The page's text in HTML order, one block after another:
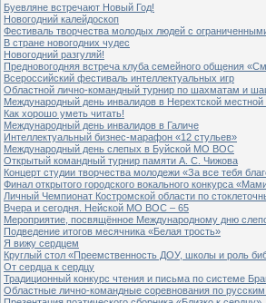
Буевляне встречают Новый Год!
Новогодний калейдоскоп
Фестиваль творчества молодых людей с
В стране новогодних чудес
Новогодний разгуляй!
Предновогодняя встреча клуба семейного общения
Всероссийский фестиваль интеллектуальных игр
Областной лично-командный турнир по шахматам и
Международный день инвалидов в Нерехтской
Как хорошо уметь читать!
Международный день инвалидов в Галиче
Интеллектуальный бизнес-марафон «12 стульев»
Международный день слепых в Буйской МО ВОС
Открытый командный турнир памяти А. С. Чижова
Концерт студии творчества молодежи «За все тебя
Финал открытого городского вокального конкурса
Личный Чемпионат Костромской области по
Вчера и сегодня. Нейской МО ВОС – 65
Мероприятие, посвящённое Международному дню
Подведение итогов месячника «Белая трость»
Я вижу сердцем
Круглый стол «Преемственность ДОУ, школы и роль
От сердца к сердцу
Традиционный конкурс чтения и письма по системе
Областные лично-командные соревнования по